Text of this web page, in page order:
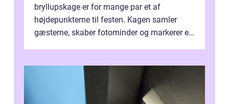
bryllupskage er for mange par et af
højdepunkterne til festen. Kagen samler
gæsterne, skaber fotominder og markerer et